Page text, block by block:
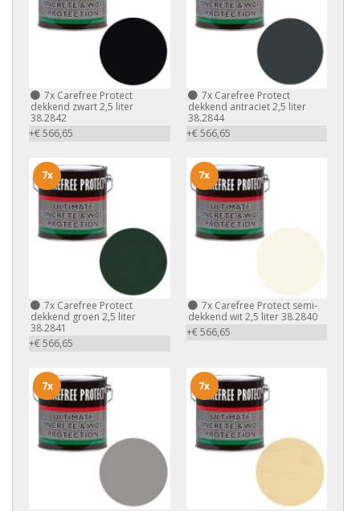
7x Carefree Protect
dekkend zwart 2,5 liter
38.2842
+€ 566,65
7xCarefree Protect
dekkend antraciet 2,5 liter
38.2844
+€ 566,65
7x Carefree Protect
dekkend groen 2,5 liter
38.2841
+€ 566,65
7x
7xCarefree Protect semi-
dekkend wit 2,5 liter 38.2840
+€ 566,65
7x
7x 7x